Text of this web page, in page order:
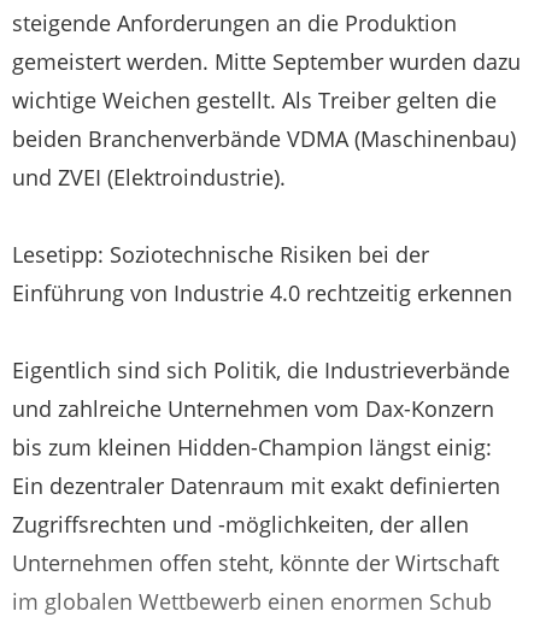
steigende Anforderungen an die Produktion
gemeistert werden. Mitte September wurden dazu
wichtige Weichen gestellt. Als Treiber gelten die
beiden Branchenverbände VDMA (Maschinenbau)
und ZVEI (Elektroindustrie).
Lesetipp: Soziotechnische Risiken bei der
Einführung von Industrie 4.0 rechtzeitig erkennen
Eigentlich sind sich Politik, die Industrieverbände
und zahlreiche Unternehmen vom Dax-Konzern
bis zum kleinen Hidden-Champion längst einig:
Ein dezentraler Datenraum mit exakt definierten
Zugriffsrechten und -möglichkeiten, der allen
Unternehmen offen steht, könnte der Wirtschaft
im globalen Wettbewerb einen enormen Schub